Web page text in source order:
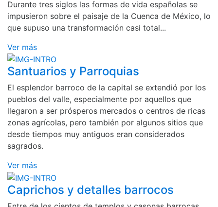
Durante tres siglos las formas de vida españolas se
impusieron sobre el paisaje de la Cuenca de México, lo
que supuso una transformación casi total...
Ver más
Santuarios y Parroquias
El esplendor barroco de la capital se extendió por los
pueblos del valle, especialmente por aquellos que
llegaron a ser prósperos mercados o centros de ricas
zonas agrícolas, pero también por algunos sitios que
desde tiempos muy antiguos eran considerados
sagrados.
Ver más
Caprichos y detalles barrocos